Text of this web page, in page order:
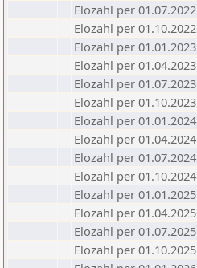
Elozahl per 01.07.2022
Elozahl per 01.10.2022
Elozahl per 01.01.2023
Elozahl per 01.04.2023
Elozahl per 01.07.2023
Elozahl per 01.10.2023
Elozahl per 01.01.2024
Elozahl per 01.04.2024
Elozahl per 01.07.2024
Elozahl per 01.10.2024
Elozahl per 01.01.2025
Elozahl per 01.04.2025
Elozahl per 01.07.2025
Elozahl per 01.10.2025